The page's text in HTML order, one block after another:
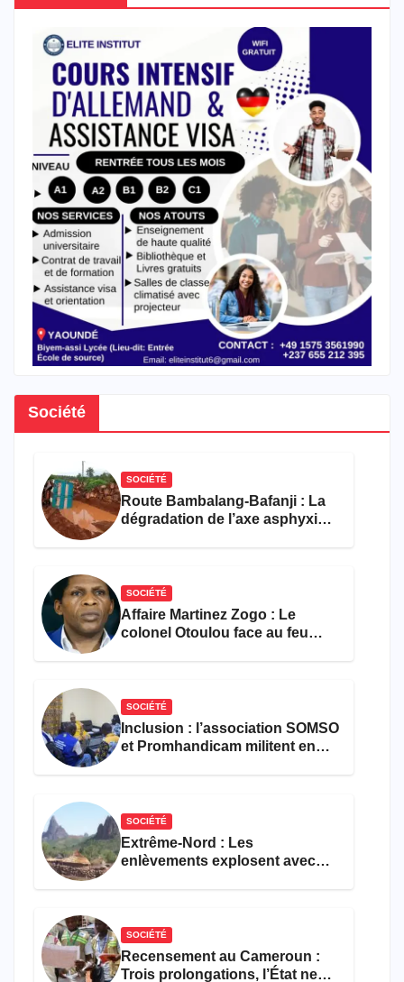
Société
SOCIÉTÉ
Route Bambalang-Bafanji : La
dégradation de l’axe asphyxie
SOCIÉTÉ
Affaire Martinez Zogo : Le
colonel Otoulou face au feu
SOCIÉTÉ
Inclusion : l’association SOMSO
et Promhandicam militent en
SOCIÉTÉ
Extrême-Nord : Les
enlèvements explosent avec
SOCIÉTÉ
Recensement au Cameroun :
Trois prolongations, l’État ne